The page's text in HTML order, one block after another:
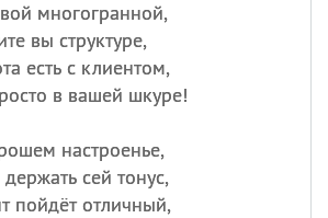
многогранной,
вы структуре,
есть с клиентом,
в вашей шкуре!
настроенье,
сей тонус,
пойдёт отличный,